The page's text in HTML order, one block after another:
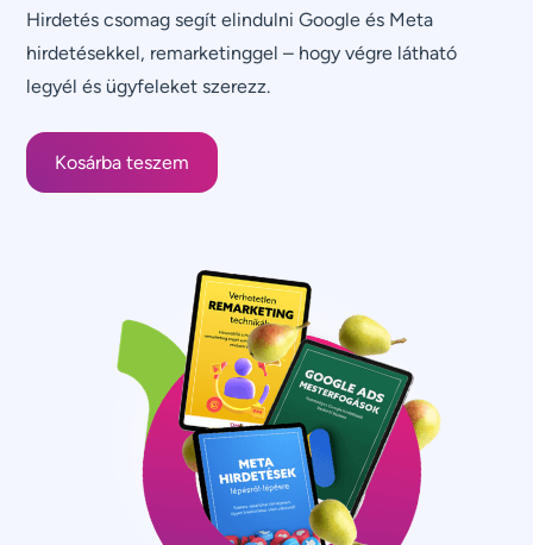
Hirdetés csomag segít elindulni Google és Meta
hirdetésekkel, remarketinggel – hogy végre látható
legyél és ügyfeleket szerezz.